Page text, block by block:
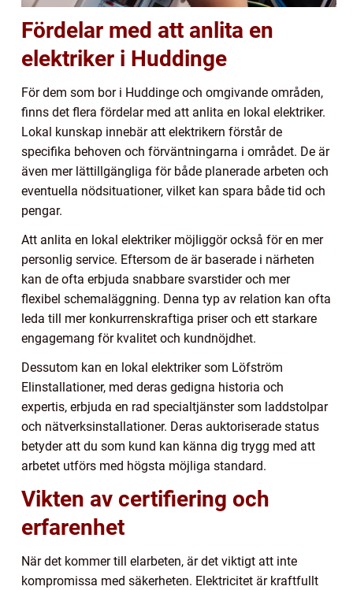
Fördelar med att anlita en
elektriker i Huddinge
För dem som bor i Huddinge och omgivande områden,
finns det flera fördelar med att anlita en lokal elektriker.
Lokal kunskap innebär att elektrikern förstår de
specifika behoven och förväntningarna i området. De är
även mer lättillgängliga för både planerade arbeten och
eventuella nödsituationer, vilket kan spara både tid och
pengar.
Att anlita en lokal elektriker möjliggör också för en mer
personlig service. Eftersom de är baserade i närheten
kan de ofta erbjuda snabbare svarstider och mer
flexibel schemaläggning. Denna typ av relation kan ofta
leda till mer konkurrenskraftiga priser och ett starkare
engagemang för kvalitet och kundnöjdhet.
Dessutom kan en lokal elektriker som Löfström
Elinstallationer, med deras gedigna historia och
expertis, erbjuda en rad specialtjänster som laddstolpar
och nätverksinstallationer. Deras auktoriserade status
betyder att du som kund kan känna dig trygg med att
arbetet utförs med högsta möjliga standard.
Vikten av certifiering och
erfarenhet
När det kommer till elarbeten, är det viktigt att inte
kompromissa med säkerheten. Elektricitet är kraftfullt